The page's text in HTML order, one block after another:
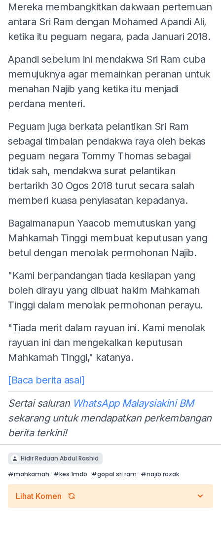
Mereka membangkitkan dakwaan pertemuan
antara Sri Ram dengan Mohamed Apandi Ali,
ketika itu peguam negara, pada Januari 2018.
Apandi sebelum ini mendakwa Sri Ram cuba
memujuknya agar memainkan peranan untuk
menahan Najib yang ketika itu menjadi
perdana menteri.
Peguam juga berkata pelantikan Sri Ram
sebagai timbalan pendakwa raya oleh bekas
peguam negara Tommy Thomas sebagai
tidak sah, mendakwa surat pelantikan
bertarikh 30 Ogos 2018 turut secara salah
memberi kuasa penyiasatan kepadanya.
Bagaimanapun Yaacob memutuskan yang
Mahkamah Tinggi membuat keputusan yang
betul dengan menolak permohonan Najib.
"Kami berpandangan tiada kesilapan yang
boleh dirayu yang dibuat hakim Mahkamah
Tinggi dalam menolak permohonan perayu.
"Tiada merit dalam rayuan ini. Kami menolak
rayuan ini dan mengekalkan keputusan
Mahkamah Tinggi," katanya.
[Baca berita asal]
Sertai saluran WhatsApp Malaysiakini BM
sekarang untuk mendapatkan perkembangan
berita terkini!
Hidir Reduan Abdul Rashid
#mahkamah #kes 1mdb #gopal sri ram #najib razak
Lihat Komen